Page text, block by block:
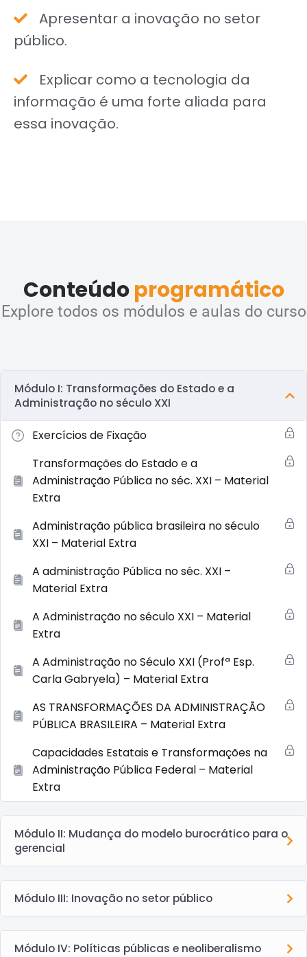
Apresentar a inovação no setor
público.
Explicar como a tecnologia da
informação é uma forte aliada para
essa inovação.
Conteúdo programático
Explore todos os módulos e aulas do curso
Módulo I: Transformações do Estado e a
Administração no século XXI
Exercícios de Fixação
Transformações do Estado e a
Administração Pública no séc. XXI – Material
Extra
Administração pública brasileira no século
XXI – Material Extra
A administração Pública no séc. XXI –
Material Extra
A Administração no século XXI – Material
Extra
A Administração no Século XXI (Profª Esp.
Carla Gabryela) – Material Extra
AS TRANSFORMAÇÕES DA ADMINISTRAÇÃO
PÚBLICA BRASILEIRA – Material Extra
Capacidades Estatais e Transformações na
Administração Pública Federal – Material
Extra
Módulo II: Mudança do modelo burocrático para o
gerencial
Módulo III: Inovação no setor público
Módulo IV: Políticas públicas e neoliberalismo